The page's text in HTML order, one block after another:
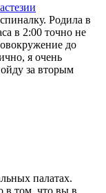
Родила в
в 2:00 точно не
до
я очень
за вторым
палатах.
в том, что вы в